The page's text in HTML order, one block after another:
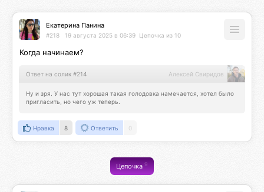
Екатерина Панина
#218 19 августа 2025 в 06:39 Цепочка из 10
Когда начинаем?
Ответ на солик #214 Алексей Свиридов
Ну и зря. У нас тут хорошая такая голодовка намечается, хотел было
пригласить, но чего уж теперь.
Нравка 8 Ответить 0
Цепочка9